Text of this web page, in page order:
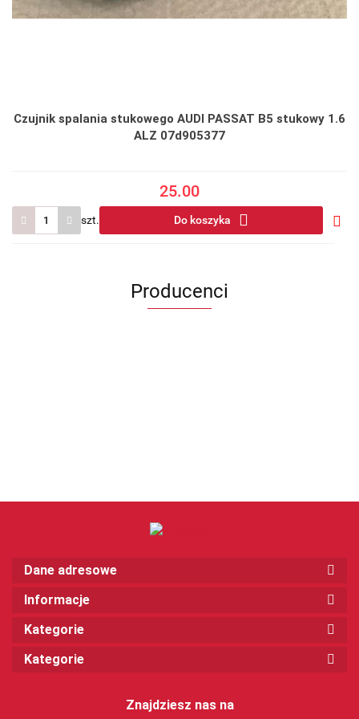
Czujnik spalania stukowego AUDI PASSAT B5 stukowy 1.6
ALZ 07d905377
25.00
szt. Do koszyka
Producenci
Dane adresowe
Informacje
Kategorie
Kategorie
Znajdziesz nas na